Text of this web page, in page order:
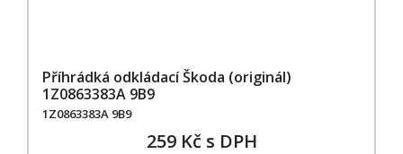
Příhrádká odkládací Škoda (originál)
1Z0863383A 9B9
1Z0863383A 9B9
259 Kč s DPH